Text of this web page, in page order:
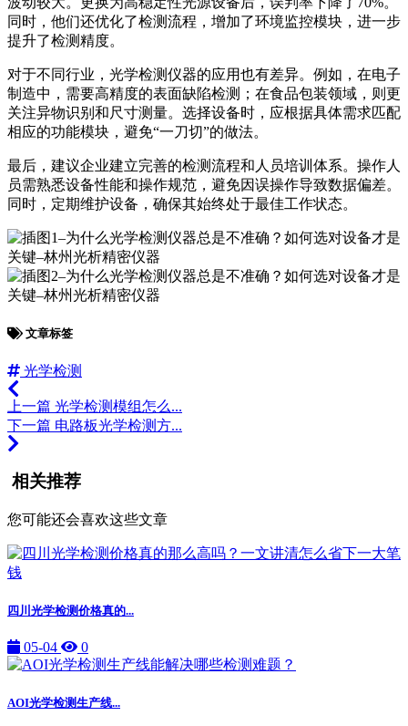
同时，他们还优化了检测流程，增加了环境监控模块，进一步
提升了检测精度。
对于不同行业，光学检测仪器的应用也有差异。例如，在电子
制造中，需要高精度的表面缺陷检测；在食品包装领域，则更
关注异物识别和尺寸测量。选择设备时，应根据具体需求匹配
相应的功能模块，避免“一刀切”的做法。
最后，建议企业建立完善的检测流程和人员培训体系。操作人
员需熟悉设备性能和操作规范，避免因误操作导致数据偏差。
同时，定期维护设备，确保其始终处于最佳工作状态。
文章标签
光学检测
上一篇 光学检测模组怎么...
下一篇 电路板光学检测方...
相关推荐
您可能还会喜欢这些文章
四川光学检测价格真的...
05-04 0
AOI光学检测生产线...